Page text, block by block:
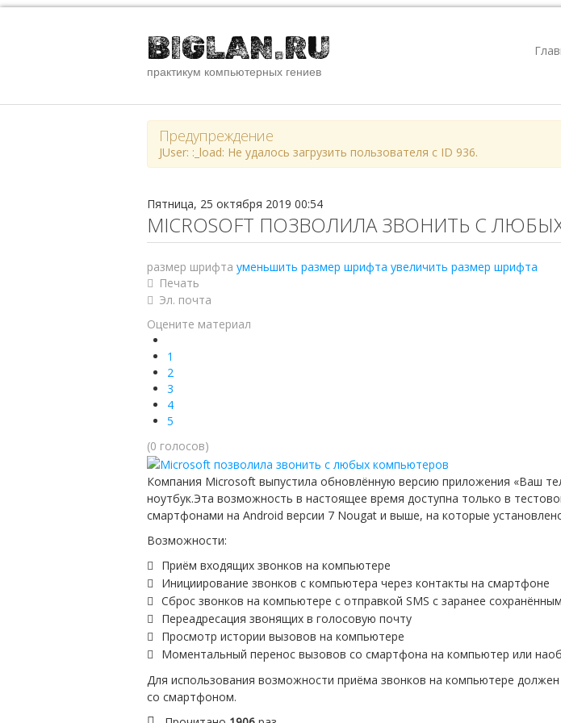
BIGLAN.RU
практикум компьютерных гениев
Предупреждение
JUser: :_load: Не удалось загрузить пользователя с ID 936.
Пятница, 25 октября 2019 00:54
MICROSOFT ПОЗВОЛИЛА ЗВОНИТЬ С
размер шрифта уменьшить размер шрифта увеличить размер шрифта
Печать
Эл. почта
Оцените материал
1
2
3
4
5
(0 голосов)
Компания Microsoft выпустила обновлённую версию приложения «Ваш
ноутбук.Эта возможность в наcтоящее время доступна только в
смартфонами на Android версии 7 Nougat и выше, на которые
Возможности:
Приём входящих звонков на компьютере
Инициирование звонков с компьютера через контакты на смартфоне
Сброс звонков на компьютере с отправкой SMS с заранее
Переадресация звонящих в голосовую почту
Просмотр истории вызовов на компьютере
Моментальный перенос вызовов со смартфона на компьютер или
Для использования возможности приёма звонков на компьютере
со смартфоном.